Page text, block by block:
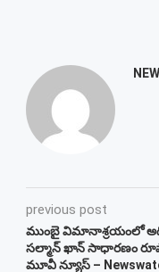
previous post
ముంబై విమానాశ్రయంలో
సల్మాన్ ఖాన్ సాధారణం
మూవీ న్యూస్ –